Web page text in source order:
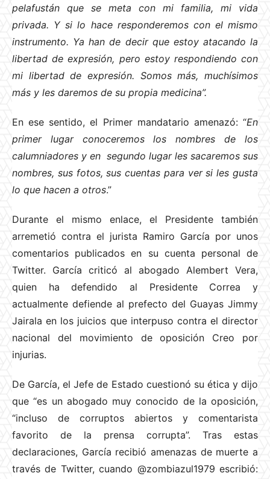
pelafustán que se meta con mi familia, mi vida
privada. Y si lo hace responderemos con el mismo
instrumento. Ya han de decir que estoy atacando la
libertad de expresión, pero estoy respondiendo con
mi libertad de expresión. Somos más, muchísimos
más y les daremos de su propia medicina”.
En ese sentido, el Primer mandatario amenazó: “En
primer lugar conoceremos los nombres de los
calumniadores y en segundo lugar les sacaremos sus
nombres, sus fotos, sus cuentas para ver si les gusta
lo que hacen a otros.”
Durante el mismo enlace, el Presidente también
arremetió contra el jurista Ramiro García por unos
comentarios publicados en su cuenta personal de
Twitter. García criticó al abogado Alembert Vera,
quien ha defendido al Presidente Correa y
actualmente defiende al prefecto del Guayas Jimmy
Jairala en los juicios que interpuso contra el director
nacional del movimiento de oposición Creo por
injurias.
De García, el Jefe de Estado cuestionó su ética y dijo
que “es un abogado muy conocido de la oposición,
“incluso de corruptos abiertos y comentarista
favorito de la prensa corrupta”. Tras estas
declaraciones, García recibió amenazas de muerte a
través de Twitter, cuando @zombiazul1979 escribió: